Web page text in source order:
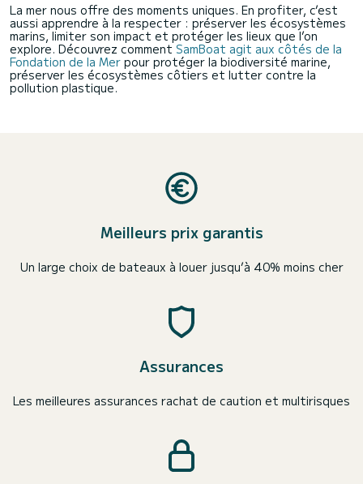
La mer nous offre des moments uniques. En profiter, c’est
aussi apprendre à la respecter : préserver les écosystèmes
marins, limiter son impact et protéger les lieux que l’on
explore. Découvrez comment SamBoat agit aux côtés de la
Fondation de la Mer pour protéger la biodiversité marine,
préserver les écosystèmes côtiers et lutter contre la
pollution plastique.
Meilleurs prix garantis
Un large choix de bateaux à louer jusqu’à 40% moins cher
Assurances
Les meilleures assurances rachat de caution et multirisques